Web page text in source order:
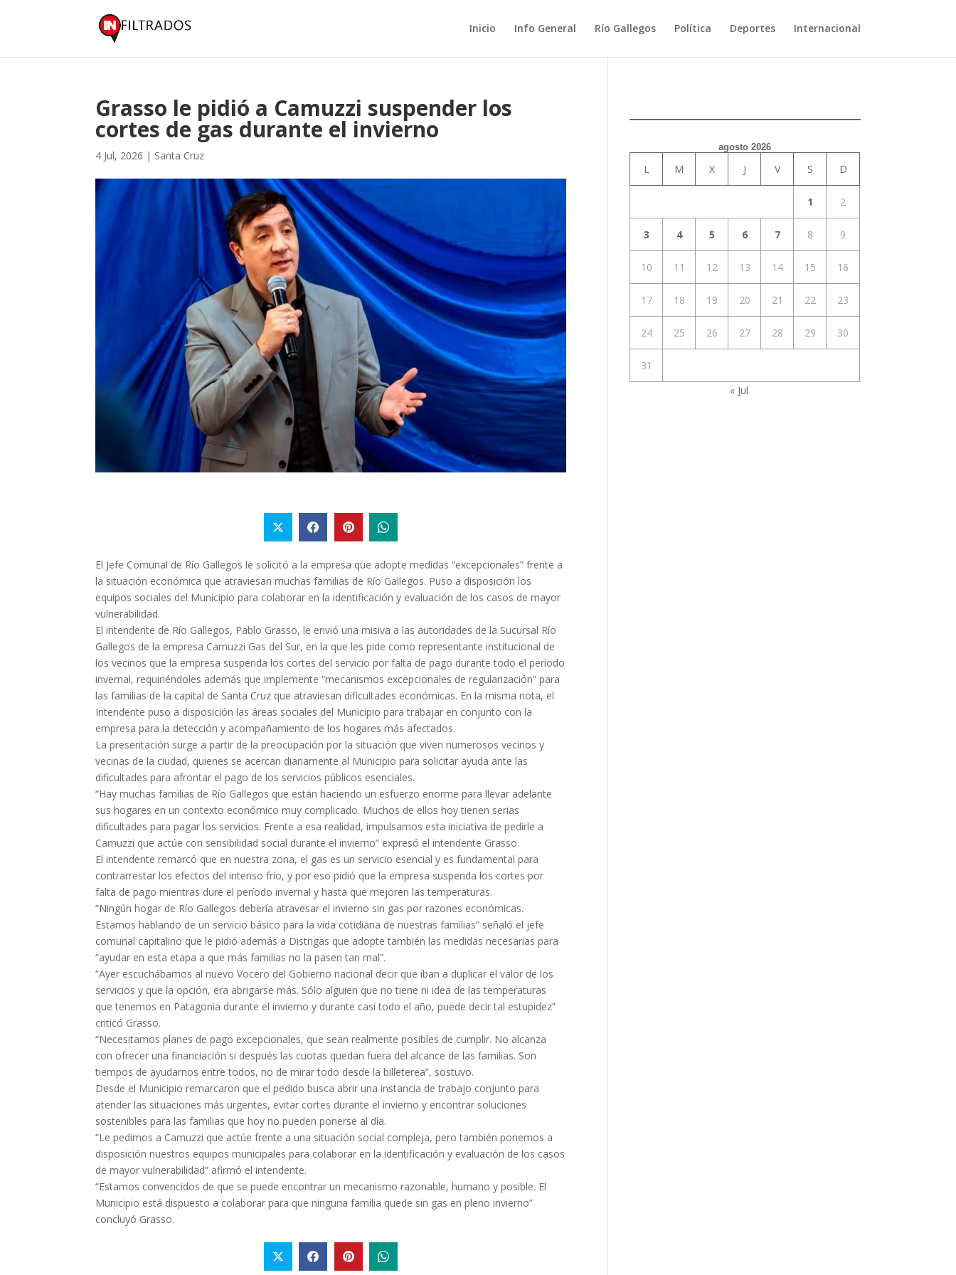
Inicio Info General Río Gallegos Política Deportes Internacional
Grasso le pidió a Camuzzi suspender los
cortes de gas durante el invierno
4 Jul, 2026 | Santa Cruz
El Jefe Comunal de Río Gallegos le solicitó a la empresa que adopte medidas “excepcionales” frente a
la situación económica que atraviesan muchas familias de Río Gallegos. Puso a disposición los
equipos sociales del Municipio para colaborar en la identificación y evaluación de los casos de mayor
vulnerabilidad.
El intendente de Río Gallegos, Pablo Grasso, le envió una misiva a las autoridades de la Sucursal Río
Gallegos de la empresa Camuzzi Gas del Sur, en la que les pide como representante institucional de
los vecinos que la empresa suspenda los cortes del servicio por falta de pago durante todo el período
invernal, requiriéndoles además que implemente “mecanismos excepcionales de regularización” para
las familias de la capital de Santa Cruz que atraviesan dificultades económicas. En la misma nota, el
Intendente puso a disposición las áreas sociales del Municipio para trabajar en conjunto con la
empresa para la detección y acompañamiento de los hogares más afectados.
La presentación surge a partir de la preocupación por la situación que viven numerosos vecinos y
vecinas de la ciudad, quienes se acercan diariamente al Municipio para solicitar ayuda ante las
dificultades para afrontar el pago de los servicios públicos esenciales.
“Hay muchas familias de Río Gallegos que están haciendo un esfuerzo enorme para llevar adelante
sus hogares en un contexto económico muy complicado. Muchos de ellos hoy tienen serias
dificultades para pagar los servicios. Frente a esa realidad, impulsamos esta iniciativa de pedirle a
Camuzzi que actúe con sensibilidad social durante el invierno” expresó el intendente Grasso.
El intendente remarcó que en nuestra zona, el gas es un servicio esencial y es fundamental para
contrarrestar los efectos del intenso frío, y por eso pidió que la empresa suspenda los cortes por
falta de pago mientras dure el período invernal y hasta que mejoren las temperaturas.
“Ningún hogar de Río Gallegos debería atravesar el invierno sin gas por razones económicas.
Estamos hablando de un servicio básico para la vida cotidiana de nuestras familias” señaló el jefe
comunal capitalino que le pidió además a Distrigas que adopte también las medidas necesarias para
“ayudar en esta etapa a que más familias no la pasen tan mal”.
“Ayer escuchábamos al nuevo Vocero del Gobierno nacional decir que iban a duplicar el valor de los
servicios y que la opción, era abrigarse más. Sólo alguien que no tiene ni idea de las temperaturas
que tenemos en Patagonia durante el invierno y durante casi todo el año, puede decir tal estupidez”
criticó Grasso.
“Necesitamos planes de pago excepcionales, que sean realmente posibles de cumplir. No alcanza
con ofrecer una financiación si después las cuotas quedan fuera del alcance de las familias. Son
tiempos de ayudarnos entre todos, no de mirar todo desde la billeterea”, sostuvo.
Desde el Municipio remarcaron que el pedido busca abrir una instancia de trabajo conjunto para
atender las situaciones más urgentes, evitar cortes durante el invierno y encontrar soluciones
sostenibles para las familias que hoy no pueden ponerse al día.
“Le pedimos a Camuzzi que actúe frente a una situación social compleja, pero también ponemos a
disposición nuestros equipos municipales para colaborar en la identificación y evaluación de los casos
de mayor vulnerabilidad” afirmó el intendente.
“Estamos convencidos de que se puede encontrar un mecanismo razonable, humano y posible. El
Municipio está dispuesto a colaborar para que ninguna familia quede sin gas en pleno invierno”
concluyó Grasso.
agosto 2026
L M X J V S D
1 2
3 4 5 6 7 8 9
10 11 12 13 14 15 16
17 18 19 20 21 22 23
24 25 26 27 28 29 30
31
« Jul